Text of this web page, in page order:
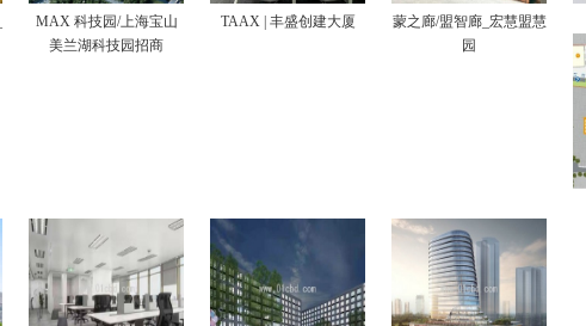
MAX 科技园/上海宝山
美兰湖科技园招商
TAAX | 丰盛创建大厦
蒙之廊/盟智廊_宏慧盟慧
园